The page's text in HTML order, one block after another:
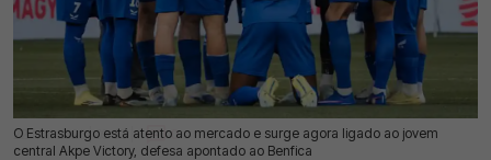
O Estrasburgo está atento ao mercado e surge agora ligado ao jovem
central Akpe Victory, defesa apontado ao Benfica
22 Mai 2026 | 09:53 | 0